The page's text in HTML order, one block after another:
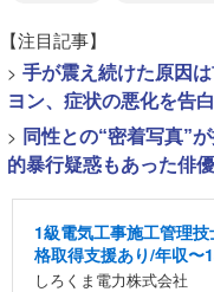
【注目記事】
> 手が震え続けた原因
ヨン、症状の悪化を告
> 同性との“密着写真”
的暴行疑惑もあった俳
1級電気工事施工管理
格取得支援あり/年収〜
しろくま電力株式会社